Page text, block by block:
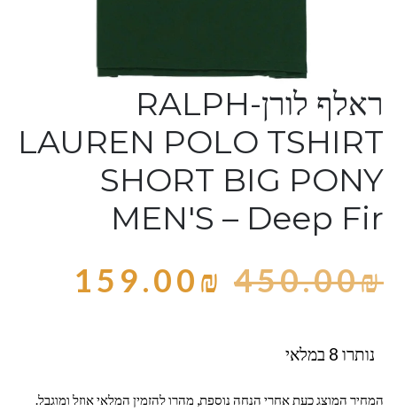
ראלף לורן-RALPH
LAUREN POLO TSHIRT
SHORT BIG PONY
MEN'S – Deep Fir
450.00₪
159.00₪
נותרו 8 במלאי
המחיר המוצג כעת אחרי הנחה נוספת, מהרו להזמין המלאי אוזל ומוגבל.